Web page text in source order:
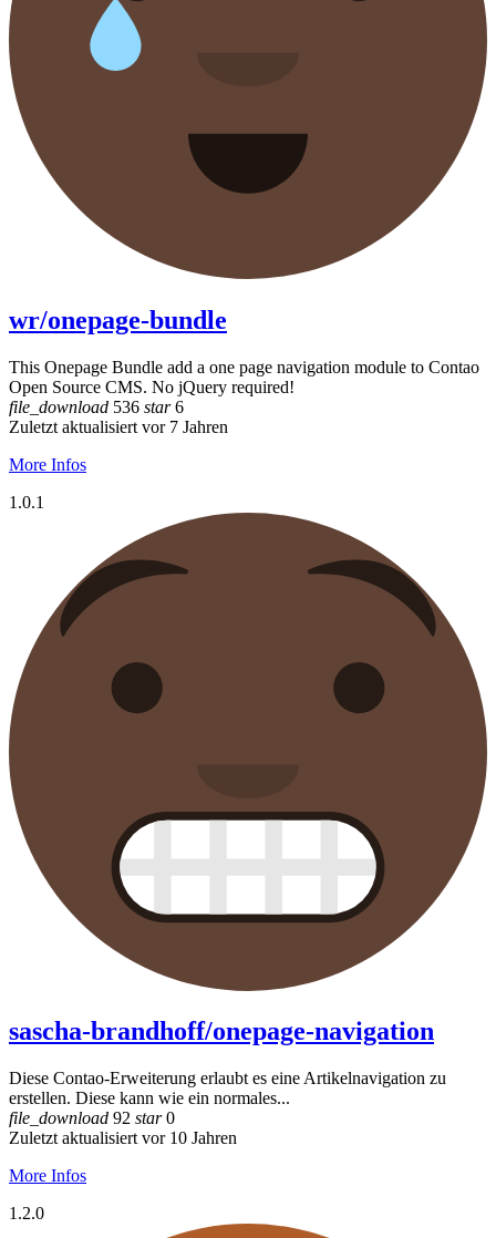
wr/onepage-bundle
This Onepage Bundle add a one page navigation module to Contao
Open Source CMS. No jQuery required!
file_download 536 star6
Zuletzt aktualisiert vor 7 Jahren
More Infos
1.0.1
sascha-brandhoff/onepage-navigation
Diese Contao-Erweiterung erlaubt es eine Artikelnavigation zu
erstellen. Diese kann wie ein normales...
file_download 92 star0
Zuletzt aktualisiert vor 10 Jahren
More Infos
1.2.0